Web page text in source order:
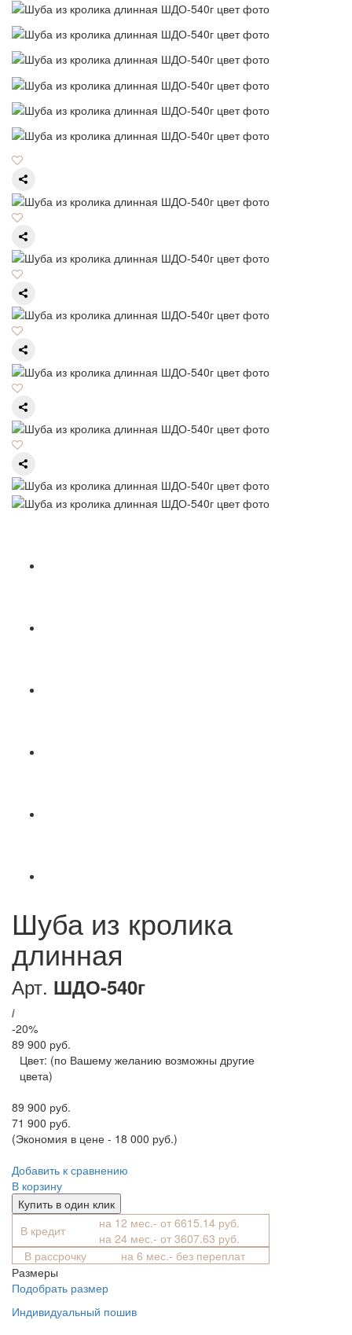
Шуба из кролика
длинная
Арт. ШДО-540г
i
-20%
89 900 руб.
Цвет: (по Вашему желанию возможны другие
цвета)
89 900 руб.
71 900 руб.
(Экономия в цене - 18 000 руб.)
Добавить к сравнению
В корзину
Купить в один клик
В кредит
на 12 мес.- от 6615.14 руб.
на 24 мес.- от 3607.63 руб.
В рассрочку
на 6 мес.- без переплат
Размеры
Подобрать размер
Индивидуальный пошив